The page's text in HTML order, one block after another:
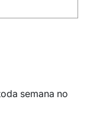
semana no